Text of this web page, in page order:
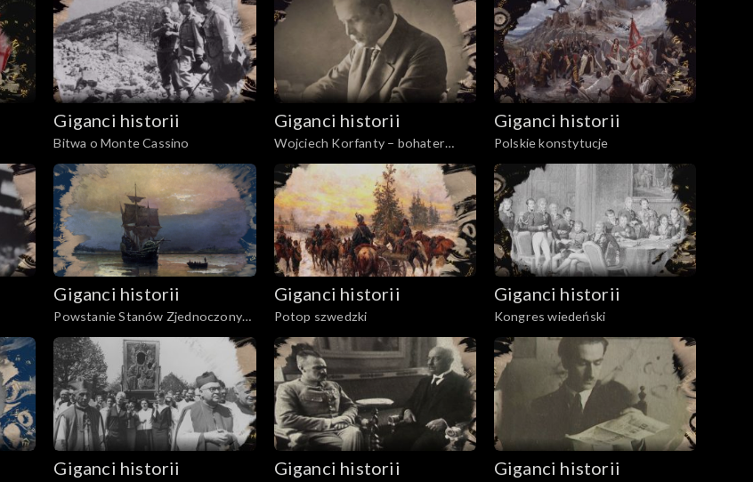
Giganci historii
Bitwa o Monte Cassino
Giganci historii
Wojciech Korfanty – bohater
Niepodległej
Giganci historii
Polskie konstytucje
Giganci historii
Powstanie Stanów Zjednoczonych
Ameryki
Giganci historii
Potop szwedzki
Giganci historii
Kongres wiedeński
Giganci historii Giganci historii Giganci historii